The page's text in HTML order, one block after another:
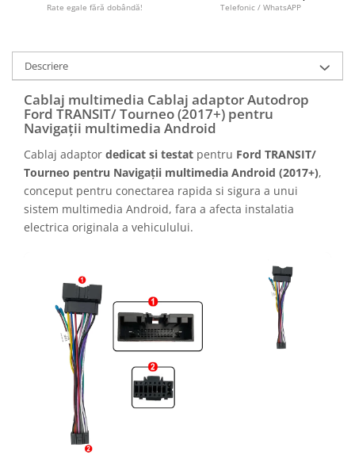
Camere marșarier auto
Camere Skoda
Camere Volkswagen
Camere Mercedes Benz
Camere Audi
Camere BMW
Camere Opel
Camere Iveco
Camere Renault
Camere Fiat
Camere Citroen
Rate egale fără dobândă! Telefonic / WhatsAPP
Descriere
Cablaj multimedia Cablaj adaptor Autodrop
Ford TRANSIT/ Tourneo (2017+) pentru
Navigații multimedia Android
Cablaj adaptor dedicat si testat pentru Ford TRANSIT/
Tourneo pentru Navigații multimedia Android (2017+),
conceput pentru conectarea rapida si sigura a unui
sistem multimedia Android, fara a afecta instalatia
electrica originala a vehiculului.